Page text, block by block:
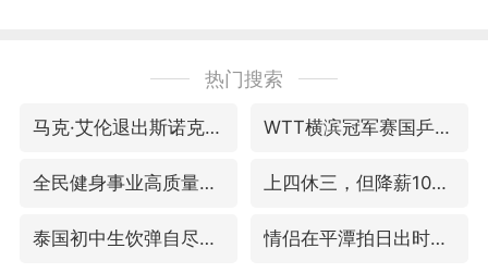
热门搜索
马克·艾伦退出斯诺克中国公开赛 WTT横滨冠军赛国乒女单三将晋级四强
全民健身事业高质量发展 上四休三，但降薪1000元，你接受吗？
泰国初中生饮弹自尽前开了26枪 情侣在平潭拍日出时坠崖致一死一伤